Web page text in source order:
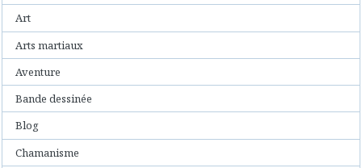
Art
Arts martiaux
Aventure
Bande dessinée
Blog
Chamanisme